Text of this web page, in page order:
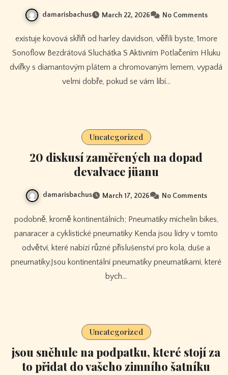
damarisbachus March 22, 2026 No Comments
existuje kovová skříň od harley davidson, věřili byste, 1more
Sonoflow Bezdrátová Sluchátka S Aktivním Potlačením Hluku
dvířky s diamantovým plátem a chromovaným lemem, vypadá
velmi dobře, pokud se vám líbí…
Uncategorized
20 diskusí zaměřených na dopad
devalvace jüanu
damarisbachus March 17, 2026 No Comments
podobně, kromě kontinentálních; Pneumatiky michelin bikes,
panaracer a cyklistické pneumatiky Kenda jsou lídry v tomto
odvětví, které nabízí různé příslušenství pro kola, duše a
pneumatiky.Jsou kontinentální pneumatiky pneumatikami, které
bych…
Uncategorized
jsou sněhule na podpatku, které stojí za
to přidat do vašeho zimního šatníku